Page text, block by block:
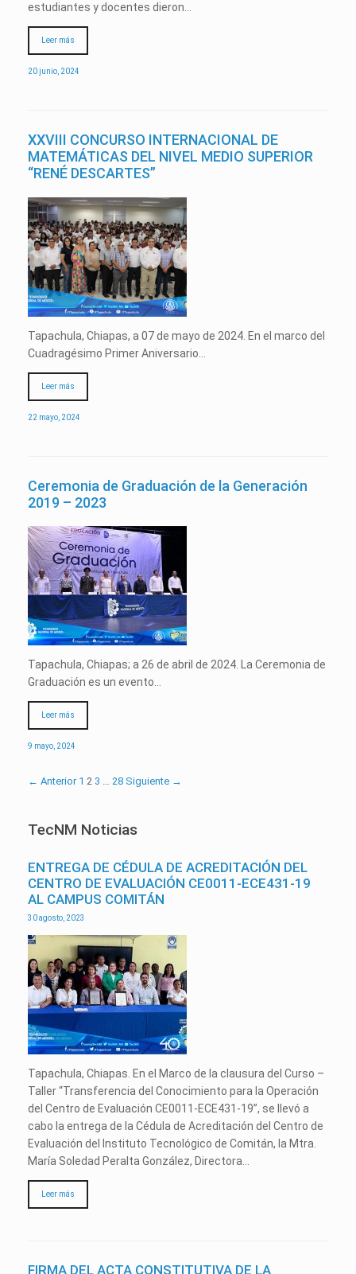
estudiantes y docentes dieron…
Leer más
20 junio, 2024
XXVIII CONCURSO INTERNACIONAL DE
MATEMÁTICAS DEL NIVEL MEDIO SUPERIOR
“RENÉ DESCARTES”
Tapachula, Chiapas, a 07 de mayo de 2024. En el marco del
Cuadragésimo Primer Aniversario…
Leer más
22 mayo, 2024
Ceremonia de Graduación de la Generación
2019 – 2023
Tapachula, Chiapas; a 26 de abril de 2024. La Ceremonia de
Graduación es un evento…
Leer más
9 mayo, 2024
← Anterior 1 2 3 … 28 Siguiente →
TecNM Noticias
ENTREGA DE CÉDULA DE ACREDITACIÓN DEL
CENTRO DE EVALUACIÓN CE0011-ECE431-19
AL CAMPUS COMITÁN
30 agosto, 2023
Tapachula, Chiapas. En el Marco de la clausura del Curso –
Taller “Transferencia del Conocimiento para la Operación
del Centro de Evaluación CE0011-ECE431-19”, se llevó a
cabo la entrega de la Cédula de Acreditación del Centro de
Evaluación del Instituto Tecnológico de Comitán, la Mtra.
María Soledad Peralta González, Directora…
Leer más
FIRMA DEL ACTA CONSTITUTIVA DE LA